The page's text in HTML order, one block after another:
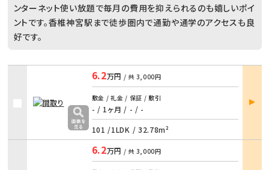
ンターネット使い放題で毎月の費用を抑えられるのも嬉しいポイ
ントです。香椎神宮駅まで徒歩圏内で通勤や通学のアクセスも良
好です。
6.2万円 / 共 3,000円
敷金 / 礼金 / 保証 / 敷引
- / 1ヶ月 / - / -
101 /1LDK / 32.78m²
部屋
詳細
6.2万円 / 共 3,000円